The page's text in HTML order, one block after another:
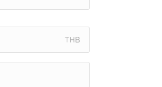
THB